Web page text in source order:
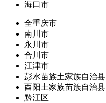
海口市
全重庆市
南川市
永川市
合川市
江津市
彭水苗族土家族自治县
酉阳土家族苗族自治县
黔江区